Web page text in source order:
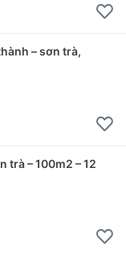
– sơn trà,
trà – 100m2 – 12